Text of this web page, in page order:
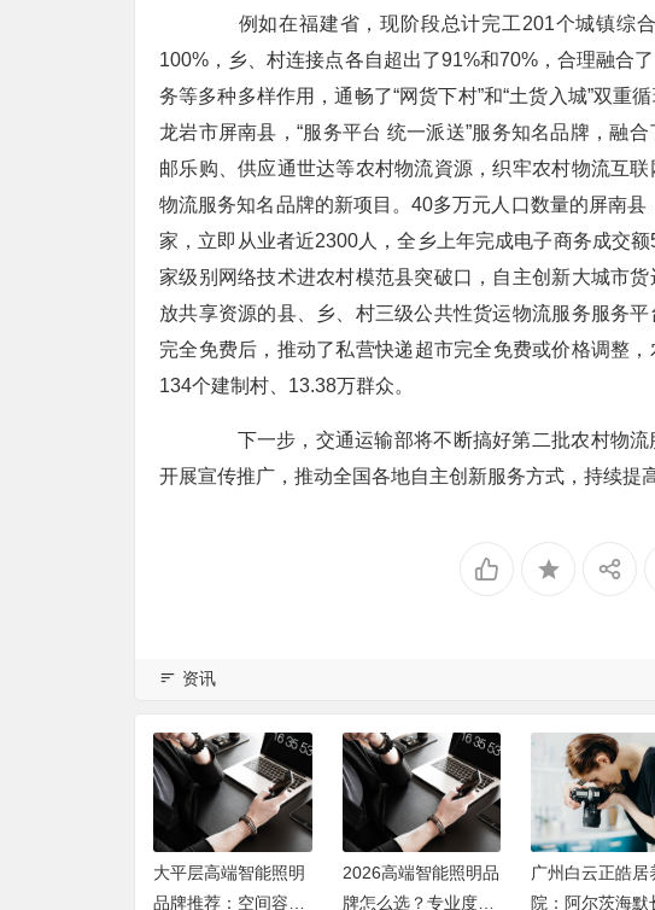
例如在福建省，现阶段总计完工201个城镇综
100%，乡、村连接点各自超出了91%和70%，合理融合
务等多种多样作用，通畅了“网货下村”和“土货入城”双重
龙岩市屏南县，“服务平台 统一派送”服务知名品牌，融
邮乐购、供应通世达等农村物流資源，织牢农村物流互
物流服务知名品牌的新项目。40多万元人口数量的屏南
家，立即从业者近2300人，全乡上年完成电子商务成交
家级别网络技术进农村模范县突破口，自主创新大城市
放共享资源的县、乡、村三级公共性货运物流服务服务
完全免费后，推动了私营快递超市完全免费或价格调整
134个建制村、13.38万群众。
下一步，交通运输部将不断搞好第二批农村物流
开展宣传推广，推动全国各地自主创新服务方式，持续提
资讯
大平层高端智能照明
品牌推荐：空间容
2026高端智能照明品
牌怎么选？专业度、
广州白云正皓居
院：阿尔茨海默